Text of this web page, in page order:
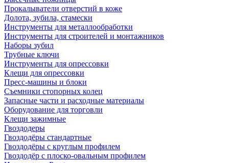
Прокалыватели отверстий в коже
Долота, зубила, стамески
Инструменты для металлообработки
Инструменты для строителей и монтажников
Наборы зубил
Трубные ключи
Инструменты для опрессовки
Клещи для опрессовки
Пресс-машины и блоки
Съемники стопорных колец
Запасные части и расходные материалы
Оборудование для торговли
Клещи зажимные
Гвоздодеры
Гвоздодёры стандартные
Гвоздодёры с круглым профилем
Гвоздодёр с плоско-овальным профилем